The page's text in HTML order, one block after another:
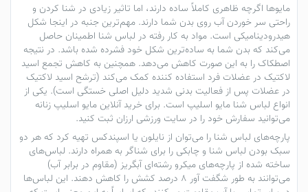
مایوها اگرچه ظاهری کاملاً ساده دارند، اما تاثیر زیادی در شنا کردن و
راحتی سر خوردن آب روی بدن شما دارند. مهم‌ترین جنبه در اینجا شکل
هیدرودینامیکی است. مواد به کار رفته در لباس شنا اطمینان حاصل
می‌کند که بدن شما به ساده‌ترین شکل خود فشرده شده باشد. در نتیجه
اصطکاک را به این صورت کاهش می‌دهد. همچنین به کاهش تجمع اسید
لاکتیک در عضلات فرد استفاده کننده کمک می‌کند (ترشح اسید لاکتیک
در عضلات پس از فعالیت بدنی شدید دلیل اصلی خستگی است). یکی از
انواع لباس شنا مایو اسلیپ است. برای خرید آنلاین مایو اسلیپ زنانه
می‌توانید سفارش خود را در سایت ورزشی ارزان ثبت کنید.
پارچه‌های لباس شنا را می‌توان از نایلون یا اسپندکس تهیه کرد که هر دو
سبک بودن لباس شنا و چابکی را برای شناگر به همراه دارند. لباس‌های
ساخته شده از پارچه‌های میکرو رشته‌ای آبگریز (مقاوم در برابر آب)
می‌توانند به طور شگفت آور 8 درصد کشش را کاهش دهند. این لباس‌ها